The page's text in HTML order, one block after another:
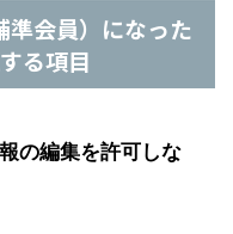
準会員）になった
る項目
の編集を許可しな